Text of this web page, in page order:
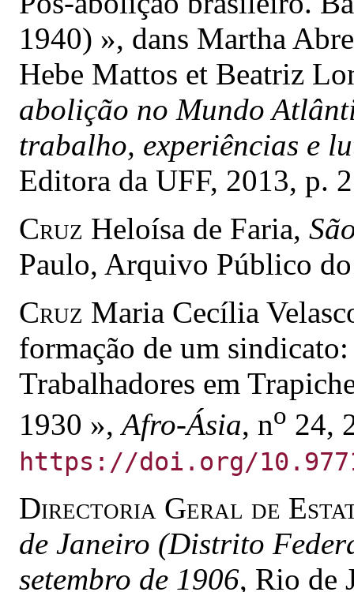
1940) », dans Martha
Hebe Mattos et Beatriz
abolição no Mundo
trabalho, experiências e
Editora da UFF, 2013, p.
Cruz Heloísa de Faria,
Paulo, Arquivo Público
Cruz Maria Cecília
formação de um
Trabalhadores em
1930 »,Afro-Ásia, no 24,
https://doi.org/
Directoria Geral de
de Janeiro (Distrito
setembro de 1906, Rio de